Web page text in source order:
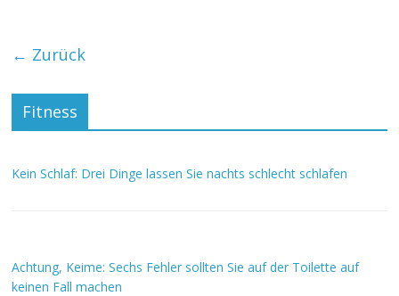
← Zurück
Fitness
Kein Schlaf: Drei Dinge lassen Sie nachts schlecht schlafen
Achtung, Keime: Sechs Fehler sollten Sie auf der Toilette auf
keinen Fall machen